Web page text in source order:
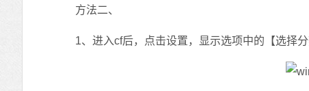
方法二、
1、进入cf后，点击设置，显示选项中的【选择分